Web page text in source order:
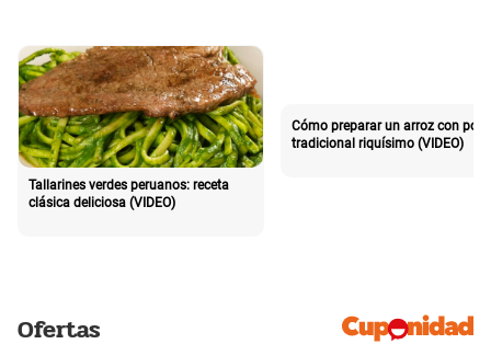
Tallarines verdes peruanos: receta
clásica deliciosa (VIDEO)
Cómo preparar un arroz con pollo
tradicional riquísimo (VIDEO)
Ofertas